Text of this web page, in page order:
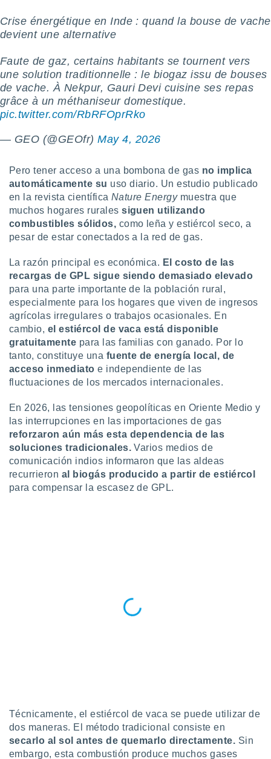
sean
el sitio
se
para
ni para
o
aunque
no
Puedes
acceder a
web a
abono
únicos
como
este sitio
de
traten tus
en
interés
a lo que
Para
un
datos
Crise énergétique en Inde : quand la bouse de vache
devient une alternative
Faute de gaz, certains habitants se tournent vers
une solution traditionnelle : le biogaz issu de bouses
de vache. À Nekpur, Gauri Devi cuisine ses repas
grâce à un méthaniseur domestique.
pic.twitter.com/RbRFOprRko
— GEO (@GEOfr)May 4, 2026
Pero tener acceso a una bombona de gas no implica
automáticamente su uso diario. Un estudio publicado
en la revista científica Nature Energymuestra que
muchos hogares ruralessiguen utilizando
combustibles sólidos, como leña y estiércol seco, a
pesar de estar conectados a la red de gas.
La razón principal es económica. El costo de las
recargas de GPL sigue siendo demasiado elevado
para una parte importante de la población rural,
especialmente para los hogares que viven de ingresos
agrícolas irregulares o trabajos ocasionales. En
cambio, el estiércol de vaca está disponible
gratuitamente para las familias con ganado. Por lo
tanto, constituye una fuente de energía local, de
acceso inmediato e independiente de las
fluctuaciones de los mercados internacionales.
En 2026, las tensiones geopolíticas en Oriente Medio y
las interrupciones en las importaciones de gas
reforzaron aún más esta dependencia de las
soluciones tradicionales. Varios medios de
comunicación indios informaron que las aldeas
recurrieron al biogás producido a partir de estiércol
para compensar la escasez de GPL.
Técnicamente, el estiércol de vaca se puede utilizar de
dos maneras. El método tradicional consiste en
secarlo al sol antes de quemarlo directamente. Sin
embargo, esta combustión produce muchos gases